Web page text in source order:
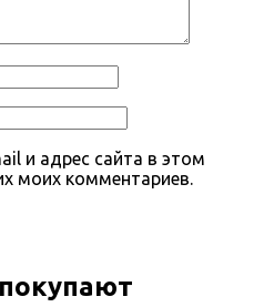
и адрес сайта в этом
моих комментариев.